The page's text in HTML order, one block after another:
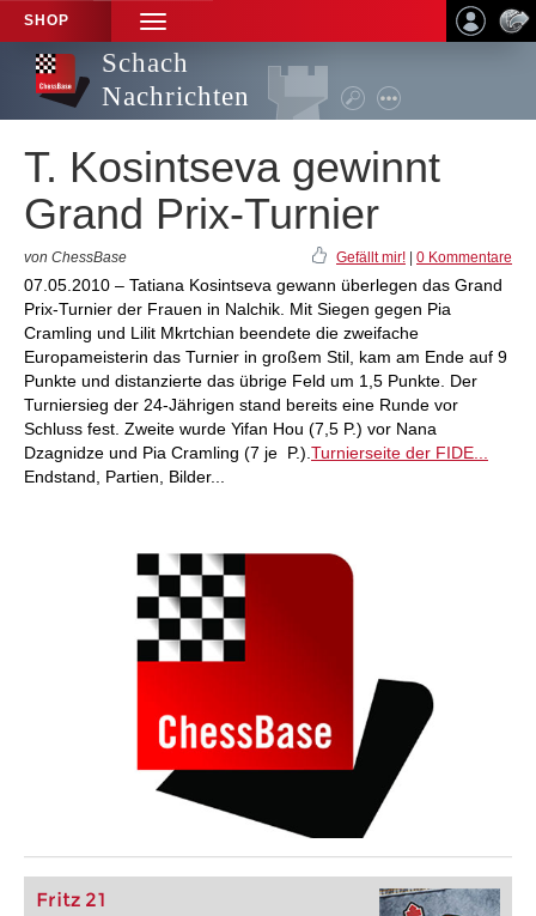
SHOP
TOGGLE
NAVIGATION
Schach
Nachrichten
T. Kosintseva gewinnt
Grand Prix-Turnier
von ChessBase Gefällt mir! 0 Kommentare
07.05.2010 – Tatiana Kosintseva gewann überlegen das Grand
Prix-Turnier der Frauen in Nalchik. Mit Siegen gegen Pia
Cramling und Lilit Mkrtchian beendete die zweifache
Europameisterin das Turnier in großem Stil, kam am Ende auf 9
Punkte und distanzierte das übrige Feld um 1,5 Punkte. Der
Turniersieg der 24-Jährigen stand bereits eine Runde vor
Schluss fest. Zweite wurde Yifan Hou (7,5 P.) vor Nana
Dzagnidze und Pia Cramling (7 je P.). Turnierseite der FIDE...
Endstand, Partien, Bilder...
Fritz 21